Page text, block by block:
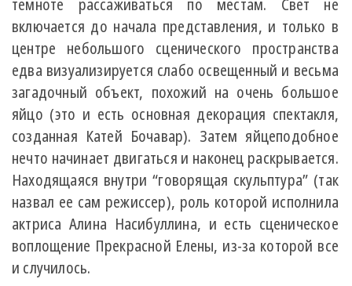
темноте рассаживаться по местам. Свет не
включается до начала представления, и только в
центре небольшого сценического пространства
едва визуализируется слабо освещенный и весьма
загадочный объект, похожий на очень большое
яйцо (это и есть основная декорация спектакля,
созданная Катей Бочавар). Затем яйцеподобное
нечто начинает двигаться и наконец раскрывается.
Находящаяся внутри “говорящая скульптура” (так
назвал ее сам режиссер), роль которой исполнила
актриса Алина Насибуллина, и есть сценическое
воплощение Прекрасной Елены, из-за которой все
и случилось.